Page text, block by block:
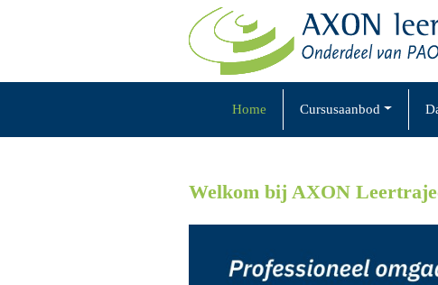
Home Cursusaanbod
Welkom bij AXON